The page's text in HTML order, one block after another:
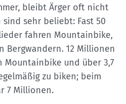
bleibt Ärger oft nicht
sehr beliebt: Fast 50
fahren Mountainbike,
Bergwandern. 12 Millionen
Mountainbike und über 3,7
zu biken; beim
7 Millionen.